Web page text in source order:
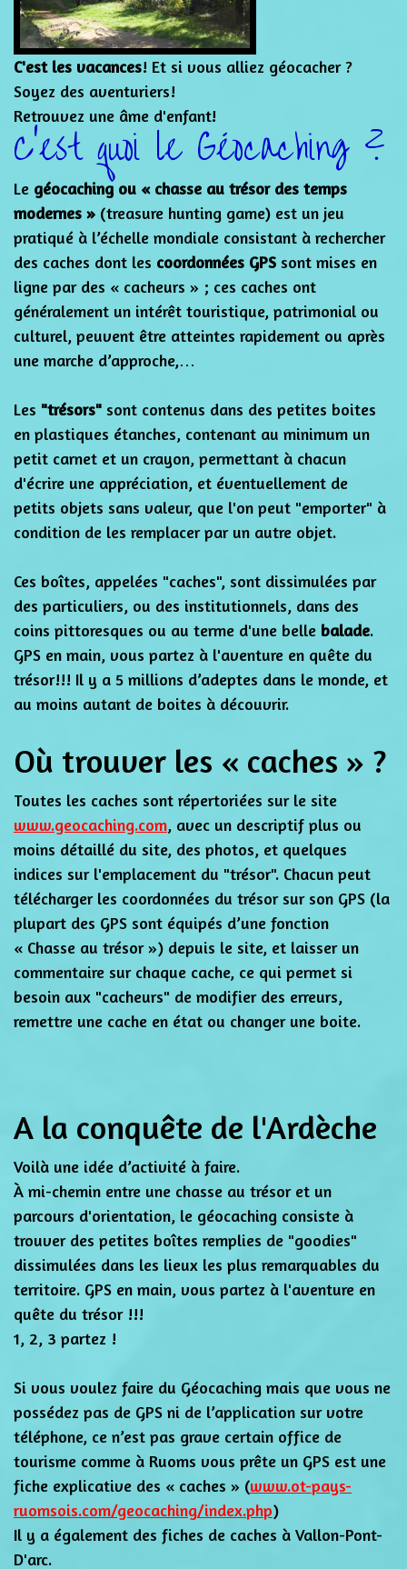
C'est les vacances! Et si vous alliez géocacher ?
Soyez des aventuriers!
Retrouvez une âme d'enfant!
C'est quoi le Géocaching ?
Le géocaching ou « chasse au trésor des temps
modernes » (treasure hunting game) est un jeu
pratiqué à l’échelle mondiale consistant à rechercher
des caches dont les coordonnées GPS sont mises en
ligne par des « cacheurs » ; ces caches ont
généralement un intérêt touristique, patrimonial ou
culturel, peuvent être atteintes rapidement ou après
une marche d’approche,…
Les "trésors" sont contenus dans des petites boites
en plastiques étanches, contenant au minimum un
petit carnet et un crayon, permettant à chacun
d'écrire une appréciation, et éventuellement de
petits objets sans valeur, que l'on peut "emporter" à
condition de les remplacer par un autre objet.
Ces boîtes, appelées "caches", sont dissimulées par
des particuliers, ou des institutionnels, dans des
coins pittoresques ou au terme d'une belle balade.
GPS en main, vous partez à l'aventure en quête du
trésor!!! Il y a 5 millions d’adeptes dans le monde, et
au moins autant de boites à découvrir.
Où trouver les « caches » ?
Toutes les caches sont répertoriées sur le site
www.geocaching.com, avec un descriptif plus ou
moins détaillé du site, des photos, et quelques
indices sur l'emplacement du "trésor". Chacun peut
télécharger les coordonnées du trésor sur son GPS (la
plupart des GPS sont équipés d’une fonction
« Chasse au trésor ») depuis le site, et laisser un
commentaire sur chaque cache, ce qui permet si
besoin aux "cacheurs" de modifier des erreurs,
remettre une cache en état ou changer une boite.
A la conquête de l'Ardèche
Voilà une idée d’activité à faire.
À mi-chemin entre une chasse au trésor et un
parcours d'orientation, le géocaching consiste à
trouver des petites boîtes remplies de "goodies"
dissimulées dans les lieux les plus remarquables du
territoire. GPS en main, vous partez à l'aventure en
quête du trésor !!!
1, 2, 3 partez !
Si vous voulez faire du Géocaching mais que vous ne
possédez pas de GPS ni de l’application sur votre
téléphone, ce n’est pas grave certain office de
tourisme comme à Ruoms vous prête un GPS est une
fiche explicative des « caches » (www.ot-pays-
ruomsois.com/geocaching/index.php)
Il y a également des fiches de caches à Vallon-Pont-
D'arc.